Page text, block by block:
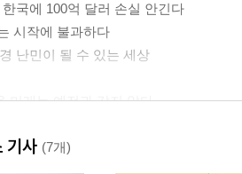
국에 100억 달러 손실 안긴다
시작에 불과하다
난민이 될 수 있는 세상
미래는 예전과 같지 않다
작다는 말
가 아니라는 말은 핑계이다
기사 (7개)